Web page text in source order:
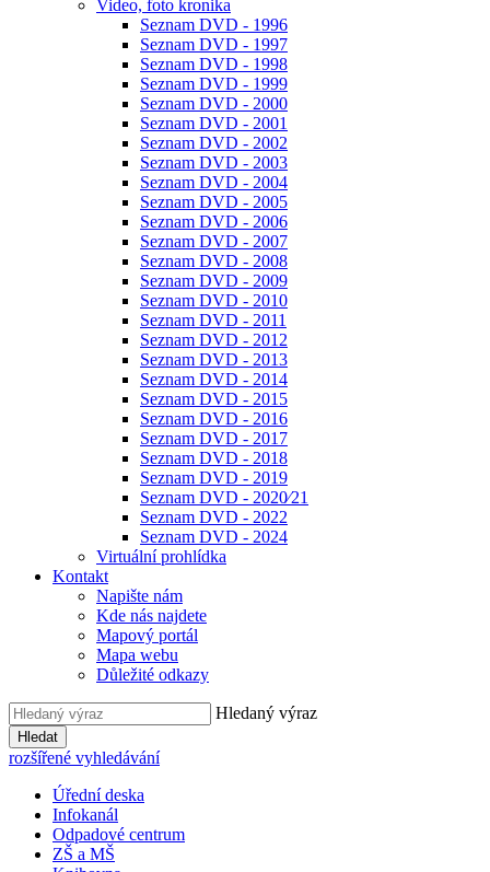
Video, foto kronika
Seznam DVD - 1996
Seznam DVD - 1997
Seznam DVD - 1998
Seznam DVD - 1999
Seznam DVD - 2000
Seznam DVD - 2001
Seznam DVD - 2002
Seznam DVD - 2003
Seznam DVD - 2004
Seznam DVD - 2005
Seznam DVD - 2006
Seznam DVD - 2007
Seznam DVD - 2008
Seznam DVD - 2009
Seznam DVD - 2010
Seznam DVD - 2011
Seznam DVD - 2012
Seznam DVD - 2013
Seznam DVD - 2014
Seznam DVD - 2015
Seznam DVD - 2016
Seznam DVD - 2017
Seznam DVD - 2018
Seznam DVD - 2019
Seznam DVD - 2020⁄21
Seznam DVD - 2022
Seznam DVD - 2024
Virtuální prohlídka
Kontakt
Napište nám
Kde nás najdete
Mapový portál
Mapa webu
Důležité odkazy
Hledaný výraz
Hledat
rozšířené vyhledávání
Úřední deska
Infokanál
Odpadové centrum
ZŠ a MŠ